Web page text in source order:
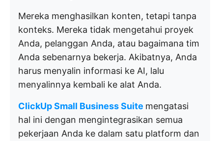
Mereka menghasilkan konten, tetapi tanpa
konteks. Mereka tidak mengetahui proyek
Anda, pelanggan Anda, atau bagaimana tim
Anda sebenarnya bekerja. Akibatnya, Anda
harus menyalin informasi ke AI, lalu
menyalinnya kembali ke alat Anda.
ClickUp Small Business Suite mengatasi
hal ini dengan mengintegrasikan semua
pekerjaan Anda ke dalam satu platform dan